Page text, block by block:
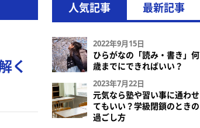
く
人気記事
2022年9月15日
ひらがなの「読み・書き」何
歳までにできればいい？
2023年7月22日
元気なら塾や習い事に通わせ
てもいい？学級閉鎖のときの
過ごし方
最新記事